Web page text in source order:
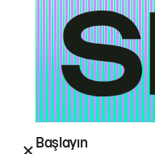
Başlayın